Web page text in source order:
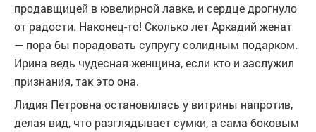
продавщицей в ювелирной лавке, и сердце дрогнуло
от радости. Наконец-то! Сколько лет Аркадий женат
— пора бы порадовать супругу солидным подарком.
Ирина ведь чудесная женщина, если кто и заслужил
признания, так это она.
Лидия Петровна остановилась у витрины напротив,
делая вид, что разглядывает сумки, а сама боковым